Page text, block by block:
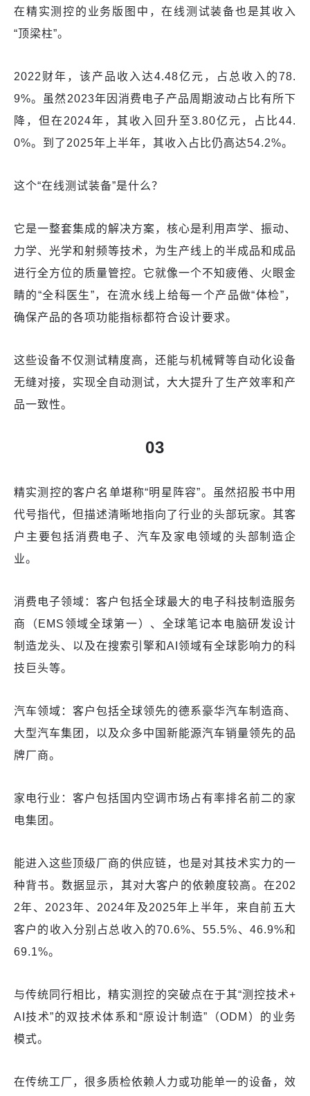
在精实测控的业务版图中，在线测试装备也是其收入
“顶梁柱”。
2022财年，该产品收入达4.48亿元，占总收入的78.
9%。虽然2023年因消费电子产品周期波动占比有所下
降，但在2024年，其收入回升至3.80亿元，占比44.
0%。到了2025年上半年，其收入占比仍高达54.2%。
这个“在线测试装备”是什么？
它是一整套集成的解决方案，核心是利用声学、振动、
力学、光学和射频等技术，为生产线上的半成品和成品
进行全方位的质量管控。它就像一个不知疲倦、火眼金
睛的“全科医生”，在流水线上给每一个产品做“体检”，
确保产品的各项功能指标都符合设计要求。
这些设备不仅测试精度高，还能与机械臂等自动化设备
无缝对接，实现全自动测试，大大提升了生产效率和产
品一致性。
03
精实测控的客户名单堪称“明星阵容”。虽然招股书中用
代号指代，但描述清晰地指向了行业的头部玩家。其客
户主要包括消费电子、汽车及家电领域的头部制造企
业。
消费电子领域：客户包括全球最大的电子科技制造服务
商（EMS领域全球第一）、全球笔记本电脑研发设计
制造龙头、以及在搜索引擎和AI领域有全球影响力的科
技巨头等。
汽车领域：客户包括全球领先的德系豪华汽车制造商、
大型汽车集团，以及众多中国新能源汽车销量领先的品
牌厂商。
家电行业：客户包括国内空调市场占有率排名前二的家
电集团。
能进入这些顶级厂商的供应链，也是对其技术实力的一
种背书。数据显示，其对大客户的依赖度较高。在202
2年、2023年、2024年及2025年上半年，来自前五大
客户的收入分别占总收入的70.6%、55.5%、46.9%和
69.1%。
与传统同行相比，精实测控的突破点在于其“测控技术+
AI技术”的双技术体系和“原设计制造”（ODM）的业务
模式。
在传统工厂，很多质检依赖人力或功能单一的设备，效